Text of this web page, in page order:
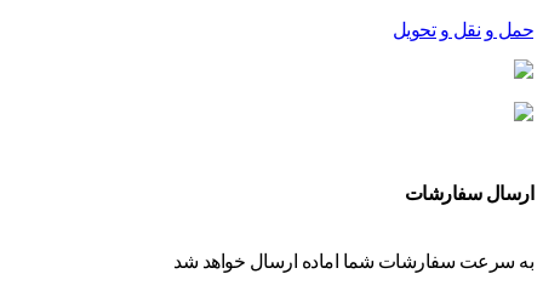
حمل و نقل و تحویل
ارسال سفارشات
به سرعت سفارشات شما اماده ارسال خواهد شد